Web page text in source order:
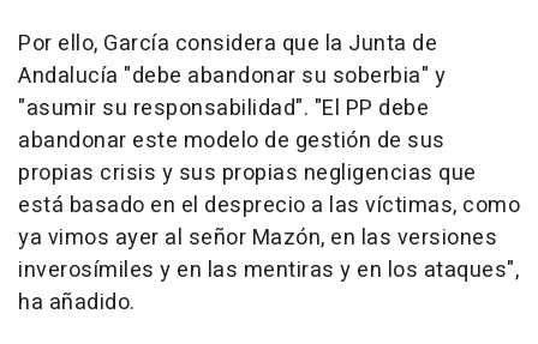
Por ello, García considera que la Junta de
Andalucía "debe abandonar su soberbia" y
"asumir su responsabilidad". "El PP debe
abandonar este modelo de gestión de sus
propias crisis y sus propias negligencias que
está basado en el desprecio a las víctimas, como
ya vimos ayer al señor Mazón, en las versiones
inverosímiles y en las mentiras y en los ataques",
ha añadido.